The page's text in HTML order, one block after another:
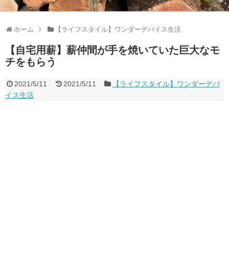
ホーム 【ライフスタイル】ワンダーデバイス生活
【自宅用薪】薪仲間が手を焼いていた巨大なモ
チをもらう
2021/5/11 2021/5/11
【ライフスタイル】ワンダーデバ
イス生活